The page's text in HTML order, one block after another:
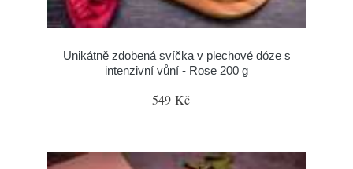
Unikátně zdobená svíčka v plechové dóze s
intenzivní vůní - Rose 200 g
549 Kč